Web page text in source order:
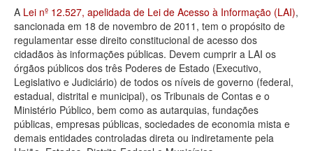
A Lei nº 12.527, apelidada de Lei de Acesso à Informação (LAI),
sancionada em 18 de novembro de 2011, tem o propósito de
regulamentar esse direito constitucional de acesso dos
cidadãos às informações públicas. Devem cumprir a LAI os
órgãos públicos dos três Poderes de Estado (Executivo,
Legislativo e Judiciário) de todos os níveis de governo (federal,
estadual, distrital e municipal), os Tribunais de Contas e o
Ministério Público, bem como as autarquias, fundações
públicas, empresas públicas, sociedades de economia mista e
demais entidades controladas direta ou indiretamente pela